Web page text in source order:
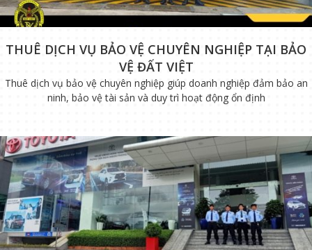
THUÊ DỊCH VỤ BẢO VỆ CHUYÊN NGHIỆP TẠI BẢO
VỆ ĐẤT VIỆT
Thuê dịch vụ bảo vệ chuyên nghiệp giúp doanh nghiệp đảm bảo an
ninh, bảo vệ tài sản và duy trì hoạt động ổn định